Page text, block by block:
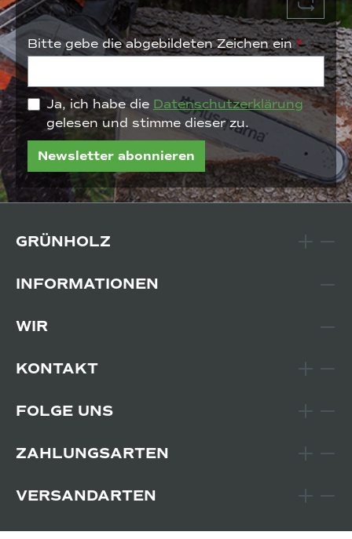
Bitte gebe die abgebildeten Zeichen ein*
Ja, ich habe die Datenschutzerklärung
gelesen und stimme dieser zu.
Newsletter abonnieren
GRÜNHOLZ
INFORMATIONEN
WIR
KONTAKT
FOLGE UNS
ZAHLUNGSARTEN
VERSANDARTEN